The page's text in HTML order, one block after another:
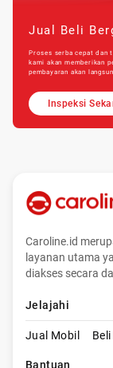
Jual Beli
Proses serba cepat dan
kami akan memberikan
pembayaran akan
Inspeksi
Caroline.id
layanan utama
diakses secara
Jelajahi
Jual Mobil
Bantuan